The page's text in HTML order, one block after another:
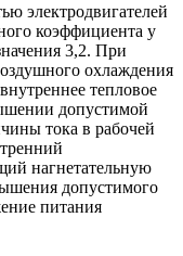
электродвигателей
коэффициента у
3,2. При
охлаждения
тепловое
допустимой
тока в рабочей
нагнетательную
допустимого
питания